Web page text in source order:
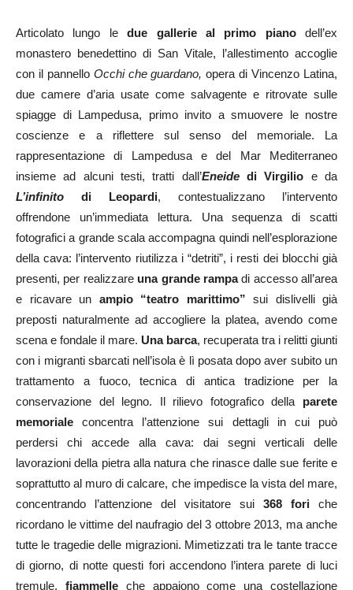
Articolato lungo ledue gallerie al primo pianodell’ex
monastero benedettino di San Vitale, l’allestimento accoglie
con il pannello Occhi che guardano, opera di Vincenzo Latina,
due camere d’aria usate come salvagente e ritrovate sulle
spiagge di Lampedusa, primo invito a smuovere le nostre
coscienze e a riflettere sul senso del memoriale. La
rappresentazione di Lampedusa e del Mar Mediterraneo
insieme ad alcuni testi, tratti dall’Eneidedi Virgilio e da
L’infinito di Leopardi, contestualizzano l’intervento
offrendone un’immediata lettura. Una sequenza di scatti
fotografici a grande scala accompagna quindi nell’esplorazione
della cava: l’intervento riutilizza i “detriti”, i resti dei blocchi già
presenti, per realizzare una grande rampadi accesso all’area
e ricavare un ampio “teatro marittimo” sui dislivelli già
preposti naturalmente ad accogliere la platea, avendo come
scena e fondale il mare. Una barca, recuperata tra i relitti giunti
con i migranti sbarcati nell’isola è lì posata dopo aver subito un
trattamento a fuoco, tecnica di antica tradizione per la
conservazione del legno. Il rilievo fotografico della parete
memoriale concentra l’attenzione sui dettagli in cui può
perdersi chi accede alla cava: dai segni verticali delle
lavorazioni della pietra alla natura che rinasce dalle sue ferite e
soprattutto al muro di calcare, che impedisce la vista del mare,
concentrando l’attenzione del visitatore sui 368 fori che
ricordano le vittime del naufragio del 3 ottobre 2013, ma anche
tutte le tragedie delle migrazioni. Mimetizzati tra le tante tracce
di giorno, di notte questi fori accendono l’intera parete di luci
tremule, fiammelleche appaiono come una costellazione